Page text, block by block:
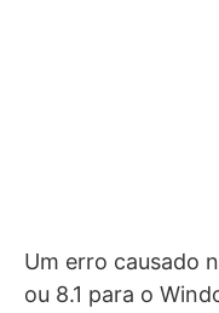
Um erro causado
ou 8.1 para o